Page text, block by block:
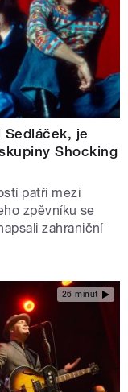
Sedláček, je
Shocking
patří mezi
zpěvníku se
zahraniční
26 minut